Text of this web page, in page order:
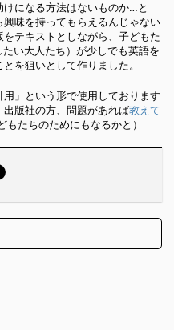
になる方法はないものか…と
味を持ってもらえるんじゃない
テキストとしながら、子どもた
い大人たち）が少しでも英語を
を狙いとして作りました。
」という形で使用しております
版社の方、問題があれば教えて
たちのためにもなるかと）